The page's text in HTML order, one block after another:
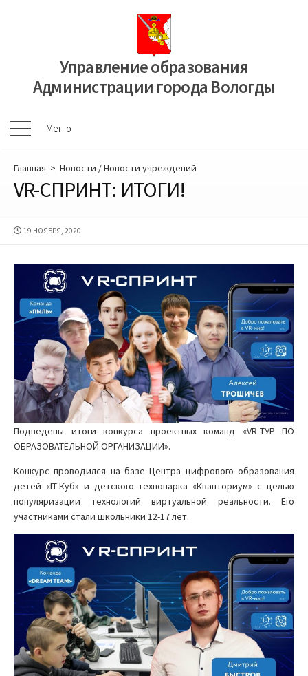
Управление образования
Администрации города Вологды
Меню
Меню
Главная > Новости /Новости учреждений
VR-СПРИНТ: ИТОГИ!
ДАТА
19 НОЯБРЯ, 2020
Подведены итоги конкурса проектных команд «VR-ТУР ПО
ОБРАЗОВАТЕЛЬНОЙ ОРГАНИЗАЦИИ».
Конкурс проводился на базе Центра цифрового образования
детей «IT-Куб» и детского технопарка «Кванториум» с целью
популяризации технологий виртуальной реальности. Его
участниками стали школьники 12-17 лет.